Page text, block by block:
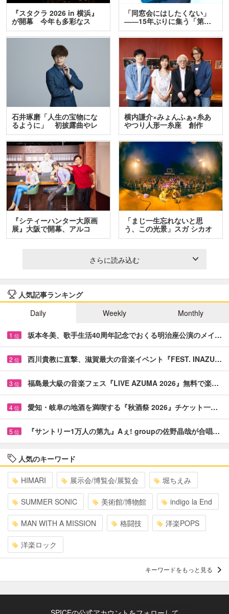
『スタクラ 2026 in 横浜』
が開幕 今年も多彩なス
テ…
「同窓会にはしたくない」
――15年ぶりに集う「第…
石井琢磨「人生の宝物にな
るように」 初披露曲やレ
ア…
横内謙介×みょんふぁ×糸あ
やつり人形一糸座 創作
人…
『シティーハンター大原画
展』大阪で開幕、アルコ
＆…
「まじ一生忘れないと思
う、この光景」スガ シカオ
と…
さらに読み込む
人気記事ランキング
Daily
Weekly Monthly
1 位 坂本冬美、歌手生活40周年記念でおくる明治座公演のメイ…
2 位 西川貴教に直撃、滋賀最大の音楽イベント『FEST. INAZU…
3 位 福島最大級の音楽フェス『LIVE AZUMA 2026』無料で楽…
4 位 愛知・岐阜の地酒を満喫する『秋酒祭 2026』チケット一…
5 位 『サントリー1万人の第九』Aぇ! groupの佐野晶哉が合唱…
人気のキーワード
HIMARI 展示会/博覧会/展覧会 堀ちえみ
SUMMER SONIC 美術館/博物館 indigo la End
MAN WITH A MISSION 格闘技 洋楽POPS
洋楽ロック
キーワードをもっと見る